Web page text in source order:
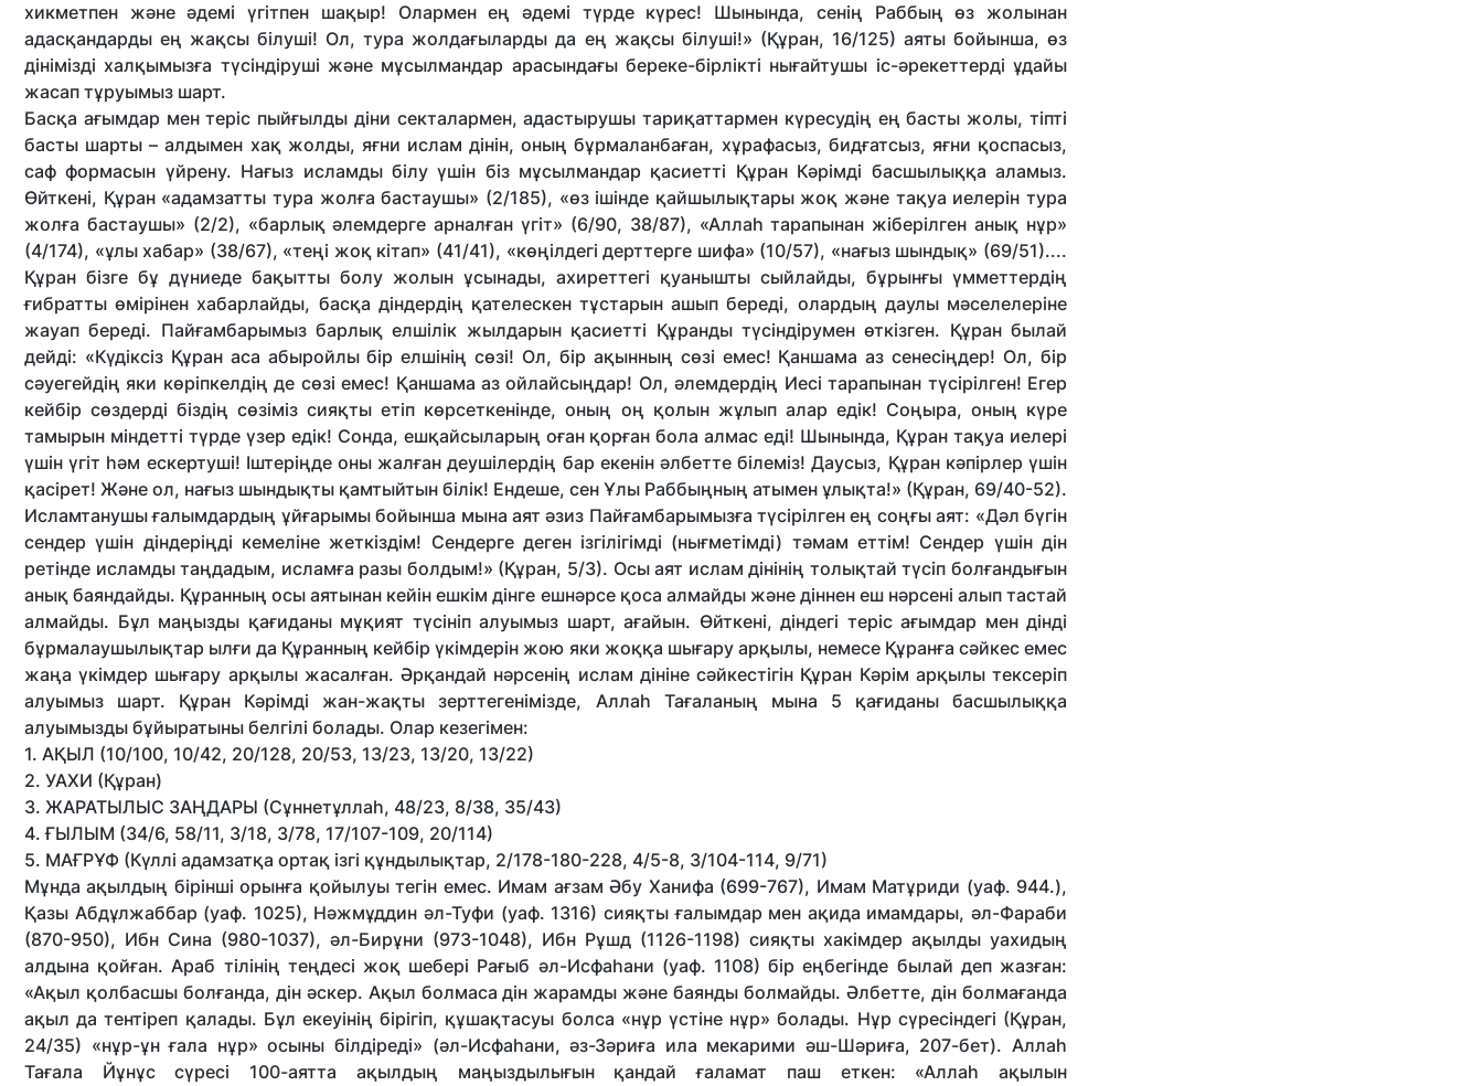
хикметпен және әдемі үгітпен шақыр! Олармен ең әдемі түрде күрес! Шынында, сенің Раббың өз жолынан
адасқандарды ең жақсы білуші! Ол, тура жолдағыларды да ең жақсы білуші!» (Құран, 16/125) аяты бойынша, өз
дінімізді халқымызға түсіндіруші және мұсылмандар арасындағы береке-бірлікті нығайтушы іс-әрекеттерді ұдайы
жасап тұруымыз шарт.
Басқа ағымдар мен теріс пыйғылды діни секталармен, адастырушы тариқаттармен күресудің ең басты жолы, тіпті
басты шарты – алдымен хақ жолды, яғни ислам дінін, оның бұрмаланбаған, хұрафасыз, бидғатсыз, яғни қоспасыз,
саф формасын үйрену. Нағыз исламды білу үшін біз мұсылмандар қасиетті Құран Кәрімді басшылыққа аламыз.
Өйткені, Құран «адамзатты тура жолға бастаушы» (2/185), «өз ішінде қайшылықтары жоқ және тақуа иелерін тура
жолға бастаушы» (2/2), «барлық әлемдерге арналған үгіт» (6/90, 38/87), «Аллаһ тарапынан жіберілген анық нұр»
(4/174), «ұлы хабар» (38/67), «теңі жоқ кітап» (41/41), «көңілдегі дерттерге шифа» (10/57), «нағыз шындық» (69/51)....
Құран бізге бұ дүниеде бақытты болу жолын ұсынады, ахиреттегі қуанышты сыйлайды, бұрынғы үмметтердің
ғибратты өмірінен хабарлайды, басқа діндердің қателескен тұстарын ашып береді, олардың даулы мәселелеріне
жауап береді. Пайғамбарымыз барлық елшілік жылдарын қасиетті Құранды түсіндірумен өткізген. Құран былай
дейді: «Күдіксіз Құран аса абыройлы бір елшінің сөзі! Ол, бір ақынның сөзі емес! Қаншама аз сенесіңдер! Ол, бір
сәуегейдің яки көріпкелдің де сөзі емес! Қаншама аз ойлайсыңдар! Ол, әлемдердің Иесі тарапынан түсірілген! Егер
кейбір сөздерді біздің сөзіміз сияқты етіп көрсеткенінде, оның оң қолын жұлып алар едік! Соңыра, оның күре
тамырын міндетті түрде үзер едік! Сонда, ешқайсыларың оған қорған бола алмас еді! Шынында, Құран тақуа иелері
үшін үгіт һәм ескертуші! Іштеріңде оны жалған деушілердің бар екенін әлбетте білеміз! Даусыз, Құран кәпірлер үшін
қасірет! Және ол, нағыз шындықты қамтыйтын білік! Ендеше, сен Ұлы Раббыңның атымен ұлықта!» (Құран, 69/40-52).
Исламтанушы ғалымдардың ұйғарымы бойынша мына аят әзиз Пайғамбарымызға түсірілген ең соңғы аят: «Дәл бүгін
сендер үшін діндеріңді кемеліне жеткіздім! Сендерге деген ізгілігімді (нығметімді) тәмам еттім! Сендер үшін дін
ретінде исламды таңдадым, исламға разы болдым!» (Құран, 5/3). Осы аят ислам дінінің толықтай түсіп болғандығын
анық баяндайды. Құранның осы аятынан кейін ешкім дінге ешнәрсе қоса алмайды және діннен еш нәрсені алып тастай
алмайды. Бұл маңызды қағиданы мұқият түсініп алуымыз шарт, ағайын. Өйткені, діндегі теріс ағымдар мен дінді
бұрмалаушылықтар ылғи да Құранның кейбір үкімдерін жою яки жоққа шығару арқылы, немесе Құранға сәйкес емес
жаңа үкімдер шығару арқылы жасалған. Әрқандай нәрсенің ислам дініне сәйкестігін Құран Кәрім арқылы тексеріп
алуымыз шарт. Құран Кәрімді жан-жақты зерттегенімізде, Аллаһ Тағаланың мына 5 қағиданы басшылыққа
алуымызды бұйыратыны белгілі болады. Олар кезегімен:
1. АҚЫЛ (10/100, 10/42, 20/128, 20/53, 13/23, 13/20, 13/22)
2. УАХИ (Құран)
3. ЖАРАТЫЛЫС ЗАҢДАРЫ (Сұннетұллаһ, 48/23, 8/38, 35/43)
4. ҒЫЛЫМ (34/6, 58/11, 3/18, 3/78, 17/107-109, 20/114)
5. МАҒРҰФ (Күллі адамзатқа ортақ ізгі құндылықтар, 2/178-180-228, 4/5-8, 3/104-114, 9/71)
Мұнда ақылдың бірінші орынға қойылуы тегін емес. Имам ағзам Әбу Ханифа (699-767), Имам Матұриди (уаф. 944.),
Қазы Абдұлжаббар (уаф. 1025), Нәжмұддин әл-Туфи (уаф. 1316) сияқты ғалымдар мен ақида имамдары, әл-Фараби
(870-950), Ибн Сина (980-1037), әл-Бирұни (973-1048), Ибн Рұшд (1126-1198) сияқты хакімдер ақылды уахидың
алдына қойған. Араб тілінің теңдесі жоқ шебері Рағыб әл-Исфаһани (уаф. 1108) бір еңбегінде былай деп жазған:
«Ақыл қолбасшы болғанда, дін әскер. Ақыл болмаса дін жарамды және баянды болмайды. Әлбетте, дін болмағанда
ақыл да тентіреп қалады. Бұл екеуінің бірігіп, құшақтасуы болса «нұр үстіне нұр» болады. Нұр сүресіндегі (Құран,
24/35) «нұр-ұн ғала нұр» осыны білдіреді» (әл-Исфаһани, әз-Зәриға ила мекарими әш-Шәриға, 207-бет). Аллаһ
Тағала Йұнұс сүресі 100-аятта ақылдың маңыздылығын қандай ғаламат паш еткен: «Аллаһ ақылын